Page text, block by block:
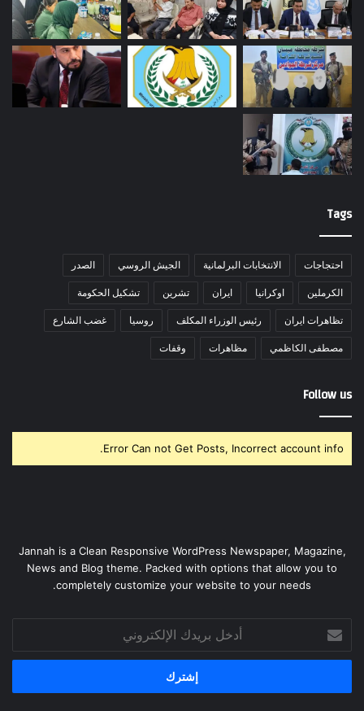
Tags
احتجاجات الانتخابات البرلمانية الجيش الروسي الصدر
الكرملين اوكرانيا ايران تشرين تشكيل الحكومة
تظاهرات ايران رئيس الوزراء المكلف روسيا غضب الشارع
مصطفى الكاظمي مظاهرات وقفات
Follow us
Error Can not Get Posts, Incorrect account info.
Jannah is a Clean Responsive WordPress Newspaper, Magazine,
News and Blog theme. Packed with options that allow you to
completely customize your website to your needs.
بريدك
الإلكتروني